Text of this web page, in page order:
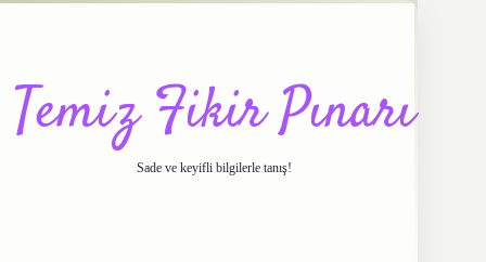
Temiz Fikir Pınarı
Sade ve keyifli bilgilerle tanış!